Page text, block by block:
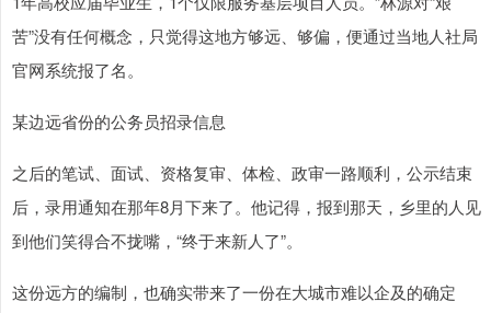
苦”没有任何概念，只觉得这地方够远、够偏，便通过当地人社局
官网系统报了名。
某边远省份的公务员招录信息
之后的笔试、面试、资格复审、体检、政审一路顺利，公示结束
后，录用通知在那年8月下来了。他记得，报到那天，乡里的人见
到他们笑得合不拢嘴，“终于来新人了”。
这份远方的编制，也确实带来了一份在大城市难以企及的确定